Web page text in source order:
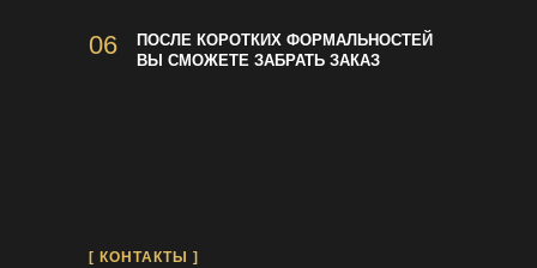
ПОСЛЕ КОРОТКИХ ФОРМАЛЬНОСТЕЙ
ВЫ СМОЖЕТЕ ЗАБРАТЬ ЗАКАЗ
06
[ КОНТАКТЫ ]